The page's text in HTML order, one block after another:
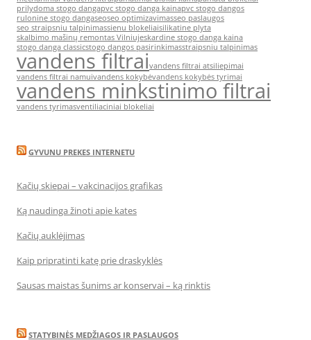
prilydoma stogo dangapvc stogo danga kainapvc stogo dangos
rulonine stogo dangaseoseo optimizavimasseo paslaugos
seo straipsniu talpinimassienu blokeliaisilikatine plyta
skalbimo mašinų remontas Vilniujeskardine stogo danga kaina
stogo danga classicstogo dangos pasirinkimasstraipsniu talpinimas
vandens filtraivandens filtrai atsiliepimai
vandens filtrai namuivandens kokybėvandens kokybės tyrimai
vandens minkstinimo filtrai
vandens tyrimasventiliaciniai blokeliai
GYVUNU PREKES INTERNETU
Kačių skiepai – vakcinacijos grafikas
Ką naudinga žinoti apie kates
Kačių auklėjimas
Kaip pripratinti katę prie draskyklės
Sausas maistas šunims ar konservai – ką rinktis
STATYBINĖS MEDŽIAGOS IR PASLAUGOS